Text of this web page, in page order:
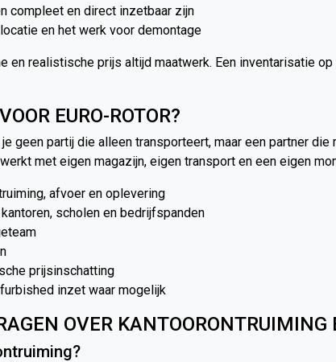
compleet en direct inzetbaar zijn
en het werk voor demontage
en realistische prijs altijd maatwerk. Een inventarisatie
EURO-ROTOR?
geen partij die alleen transporteert, maar een partner
met eigen magazijn, eigen transport en een eigen
afvoer en oplevering
scholen en bedrijfspanden
prijsinschatting
inzet waar mogelijk
OVER KANTOORONTRUIMING